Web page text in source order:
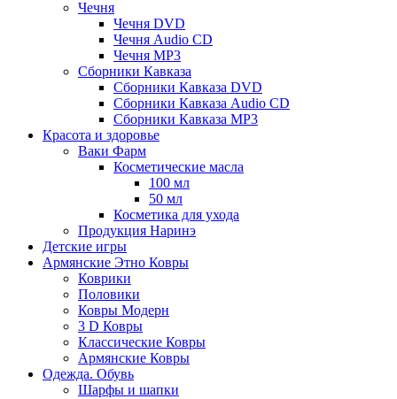
Чечня
Чечня DVD
Чечня Audio CD
Чечня MP3
Сборники Кавказа
Сборники Кавказа DVD
Сборники Кавказа Audio CD
Сборники Кавказа MP3
Красота и здоровье
Ваки Фарм
Косметические масла
100 мл
50 мл
Косметика для ухода
Продукция Наринэ
Детские игры
Армянские Этно Ковры
Коврики
Половики
Ковры Модерн
3 D Ковры
Классические Ковры
Армянские Ковры
Одежда. Обувь
Шарфы и шапки